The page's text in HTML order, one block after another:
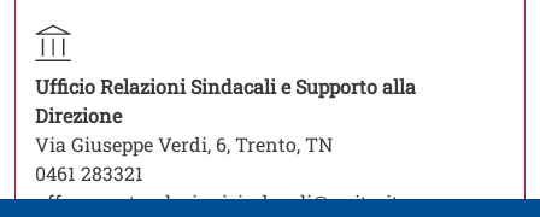
Ufficio Relazioni Sindacali e Supporto alla
DirezioneOpen this link in a new window
Via Giuseppe Verdi, 6, Trento, TN
0461 283321
uff.supportorelazionisindacali@unitn.it